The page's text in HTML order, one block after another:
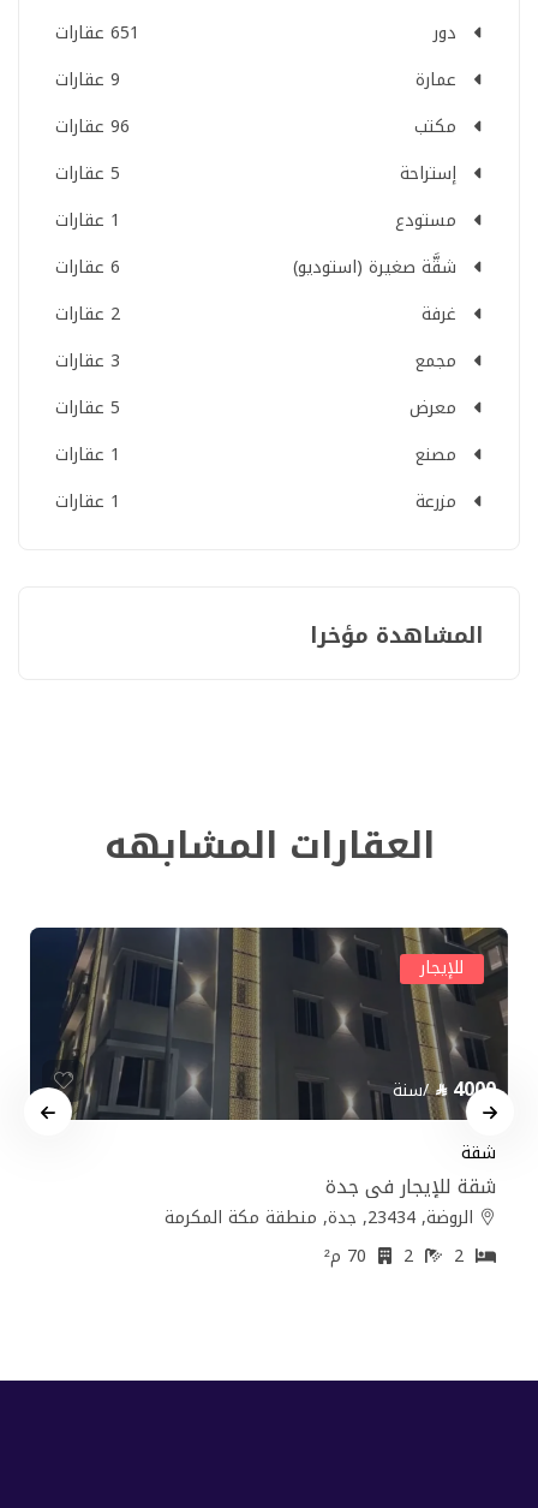
دور
651 عقارات
عمارة
9 عقارات
مكتب
96 عقارات
إستراحة
5 عقارات
مستودع
1 عقارات
شقَّة صغيرة (استوديو)
6 عقارات
غرفة
2 عقارات
مجمع
3 عقارات
معرض
5 عقارات
مصنع
1 عقارات
مزرعة
1 عقارات
المشاهدة مؤخرا
العقارات المشابهه
للإيجار
4000 /سنة
شقة
شقة للإيجار في جدة
الروضة, 23434, جدة, منطقة مكة المكرمة
2
2